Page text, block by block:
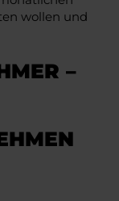
wollen und
–